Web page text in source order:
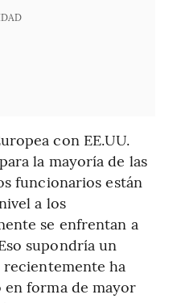
con EE.UU.
la mayoría de las
funcionarios están
a los
se enfrentan a
supondría un
ha
forma de mayor